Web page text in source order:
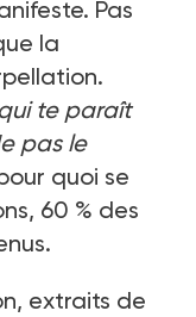
Pas
la
te paraît
pas le
quoi se
60 % des
extraits de